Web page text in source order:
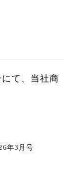
にて、当社商
年3月号